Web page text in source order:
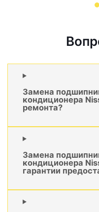
Замена
кондиционера
ремонта?
Замена
кондиционера
гарантии